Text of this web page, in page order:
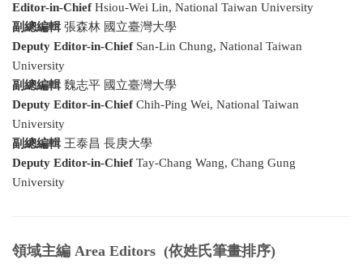
Editor-in-ChiefHsiou-Wei Lin, National Taiwan University
副總編輯張森林 國立臺灣大學
Deputy Editor-in-ChiefSan-Lin Chung, National Taiwan
University
副總編輯魏志平 國立臺灣大學
Deputy Editor-in-ChiefChih-Ping Wei, National Taiwan
University
副總編輯王泰昌 長庚大學
Deputy Editor-in-ChiefTay-Chang Wang, Chang Gung
University
領域主編 Area Editors (依姓氏筆畫排序)